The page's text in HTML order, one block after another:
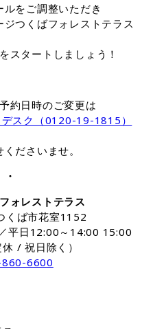
をご調整いただき
つくばフォレストテラス
スタートしましょう！
約日時のご変更は
スク（0120-19-1815）
ださいませ。
ォレストテラス
ば市花室1152
平日12:00～14:00 15:00
/ 祝日除く）
6600